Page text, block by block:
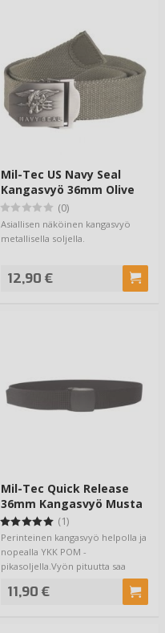
Mil-Tec US Navy Seal
Kangasvyö 36mm Olive
(0)
Asiallisen näköinen kangasvyö
metallisella soljella.
12,90 €
Mil-Tec Quick Release
36mm Kangasvyö Musta
(1)
Perinteinen kangasvyö helpolla ja
nopealla YKK POM -
pikasoljella.Vyön pituutta saa
11,90 €